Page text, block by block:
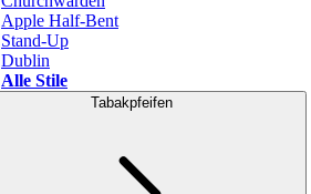
Apple Half-Bent
Stand-Up
Dublin
Alle Stile
Tabakpfeifen